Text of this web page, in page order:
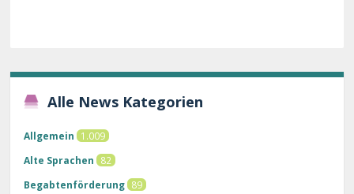
Alle News Kategorien
Allgemein
1.009
Alte Sprachen
82
Begabtenförderung 89